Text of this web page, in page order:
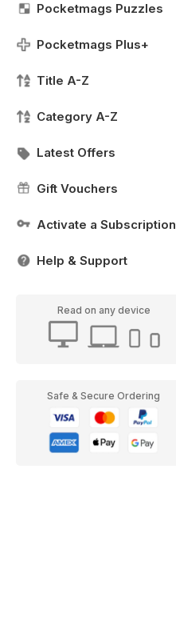
Pocketmags Puzzles
Pocketmags Plus+
Title A-Z
Category A-Z
Latest Offers
Gift Vouchers
Activate a Subscription
Help & Support
Read on any device
Safe & Secure Ordering